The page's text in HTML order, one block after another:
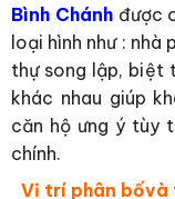
Bình Chánhđược
loại hình như :
thự song lập, biệt
khác nhau giúp
căn hộ ưng ý tùy
chính.
Vị trí phân